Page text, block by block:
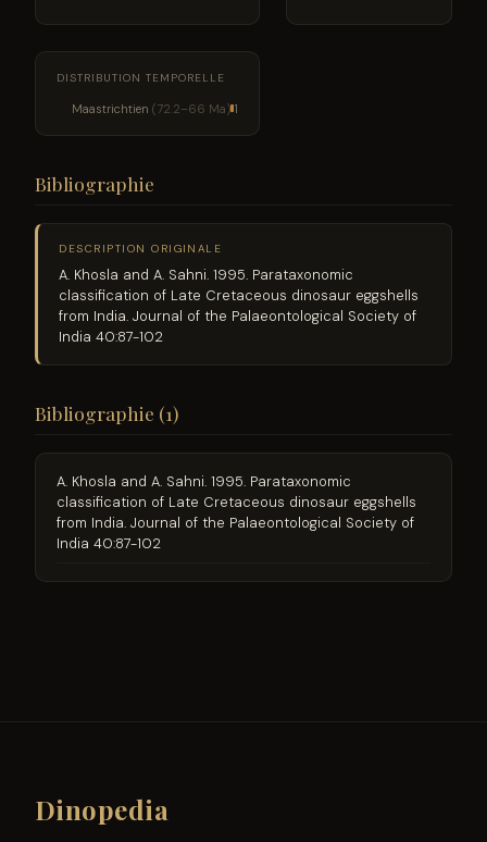
DISTRIBUTION TEMPORELLE
Maastrichtien (72.2–66 Ma) 1
Bibliographie
DESCRIPTION ORIGINALE
A. Khosla and A. Sahni. 1995. Parataxonomic
classification of Late Cretaceous dinosaur eggshells
from India. Journal of the Palaeontological Society of
India 40:87-102
Bibliographie (1)
A. Khosla and A. Sahni. 1995. Parataxonomic
classification of Late Cretaceous dinosaur eggshells
from India. Journal of the Palaeontological Society of
India 40:87-102
Dinopedia